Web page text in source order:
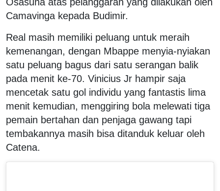
Camavinga kepada Budimir.
Real masih memiliki peluang untuk meraih
kemenangan, dengan Mbappe menyia-nyiakan
satu peluang bagus dari satu serangan balik
pada menit ke-70. Vinicius Jr hampir saja
mencetak satu gol individu yang fantastis lima
menit kemudian, menggiring bola melewati tiga
pemain bertahan dan penjaga gawang tapi
tembakannya masih bisa ditanduk keluar oleh
Catena.